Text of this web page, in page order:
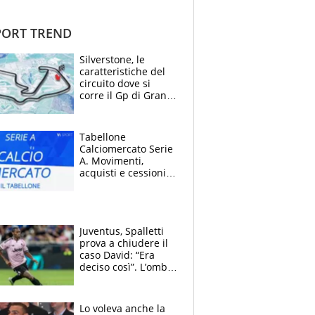
TREND
Silverstone, le
caratteristiche del
circuito dove si
corre il Gp di Gran
Tabellone
Calciomercato Serie
A. Movimenti,
acquisti e cessioni:
Juventus, Spalletti
prova a chiudere il
caso David: “Era
deciso così”. L’ombra
Lo voleva anche la